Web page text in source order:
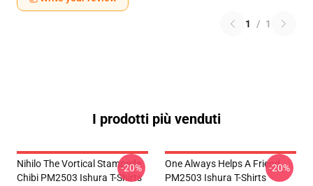
1 / 1
I prodotti più venduti
Nihilo The Vortical Stampede
Chibi PM2503 Ishura T-Shirts
-20%
One Always Helps A Friend
PM2503 Ishura T-Shirts
-20%